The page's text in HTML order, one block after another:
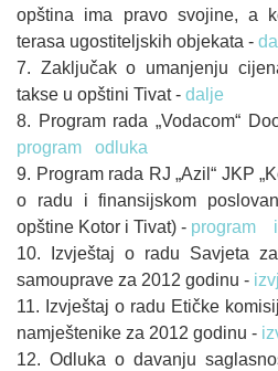
opština ima pravo svojine, a
terasa ugostiteljskih objekata -
7. Zaključak o umanjenju
takse u opštini Tivat - dalje
8. Program rada „Vodacom“
program
odluka
9. Program rada RJ „Azil“ JKP
o radu i finansijskom
opštine Kotor i Tivat) - program
10. Izvještaj o radu Savjeta
samouprave za 2012 godinu -
11. Izvještaj o radu Etičke
namještenike za 2012 godinu -
12. Odluka o davanju